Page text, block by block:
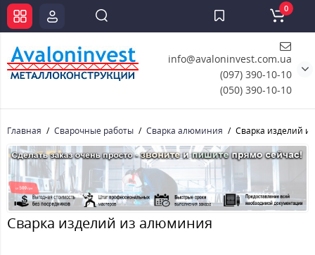
info@avaloninvest.com.ua
(097) 390-10-10
(050) 390-10-10
0
Главная Сварочные работы Сварка алюминия Сварка изделий
Сварка изделий из алюминия